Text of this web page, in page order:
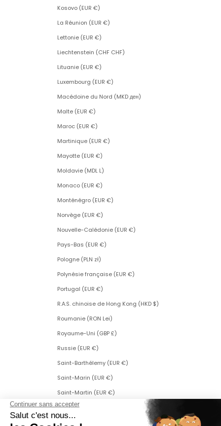
Kosovo (EUR €)
La Réunion (EUR €)
Lettonie (EUR €)
Liechtenstein (CHF CHF)
Lituanie (EUR €)
Luxembourg (EUR €)
Macédoine du Nord (MKD ден)
Malte (EUR €)
Maroc (EUR €)
Martinique (EUR €)
Mayotte (EUR €)
Moldavie (MDL L)
Monaco (EUR €)
Monténégro (EUR €)
Norvège (EUR €)
Nouvelle-Calédonie (EUR €)
Pays-Bas (EUR €)
Pologne (PLN zł)
Polynésie française (EUR €)
Portugal (EUR €)
R.A.S. chinoise de Hong Kong (HKD $)
Roumanie (RON Lei)
Royaume-Uni (GBP £)
Russie (EUR €)
Saint-Barthélemy (EUR €)
Saint-Marin (EUR €)
Saint-Martin (EUR €)
Saint-Martin (partie néerlandaise) (ANG ƒ)
Saint-Pierre-et-Miquelon (EUR €)